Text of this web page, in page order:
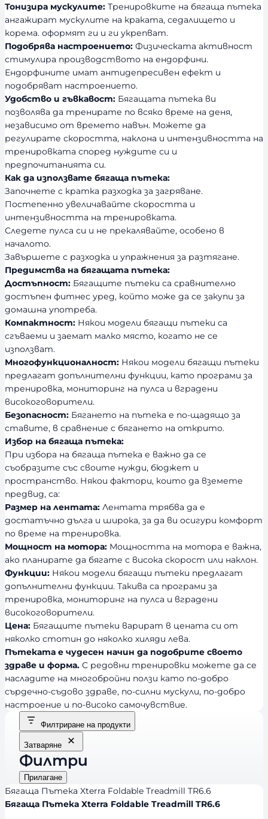
Тонизира мускулите: Тренировките на бягаща пътека
ангажират мускулите на краката, седалището и
корема. оформят ги и ги укрепват.
Подобрява настроението: Физическата активност
стимулира производството на ендорфини.
Ендорфините имат антидепресивен ефект и
подобряват настроението.
Удобство и гъвкавост: Бягащата пътека ви
позволява да тренирате по всяко време на деня,
независимо от времето навън. Можете да
регулирате скоростта, наклона и интензивността на
тренировката според нуждите си и
предпочитанията си.
Как да използвате бягаща пътека:
Започнете с кратка разходка за загряване.
Постепенно увеличавайте скоростта и
интензивността на тренировката.
Следете пулса си и не прекалявайте, особено в
началото.
Завършете с разходка и упражнения за разтягане.
Предимства на бягащата пътека:
Достъпност: Бягащите пътеки са сравнително
достъпен фитнес уред, който може да се закупи за
домашна употреба.
Компактност: Някои модели бягащи пътеки са
сгъваеми и заемат малко място, когато не се
използват.
Многофункционалност: Някои модели бягащи пътеки
предлагат допълнителни функции, като програми за
тренировка, мониторинг на пулса и вградени
високоговорители.
Безопасност: Бягането на пътека е по-щадящо за
ставите, в сравнение с бягането на открито.
Избор на бягаща пътека:
При избора на бягаща пътека е важно да се
съобразите със своите нужди, бюджет и
пространство. Някои фактори, които да вземете
предвид, са:
Размер на лентата: Лентата трябва да е
достатъчно дълга и широка, за да ви осигури комфорт
по време на тренировка.
Мощност на мотора: Мощността на мотора е важна,
ако планирате да бягате с висока скорост или наклон.
Функции: Някои модели бягащи пътеки предлагат
допълнителни функции. Такива са програми за
тренировка, мониторинг на пулса и вградени
високоговорители.
Цена: Бягащите пътеки варират в цената си от
няколко стотин до няколко хиляди лева.
Пътеката е чудесен начин да подобрите своето
здраве и форма. С редовни тренировки можете да се
насладите на многобройни ползи като по-добро
сърдечно-съдово здраве, по-силни мускули, по-добро
настроение и по-високо самочувствие.
Филтриране на продукти
Затваряне
Филтри
Прилагане
Бягаща Пътека Xterra Foldable Treadmill TR6.6
Бягаща Пътека Xterra Foldable Treadmill TR6.6